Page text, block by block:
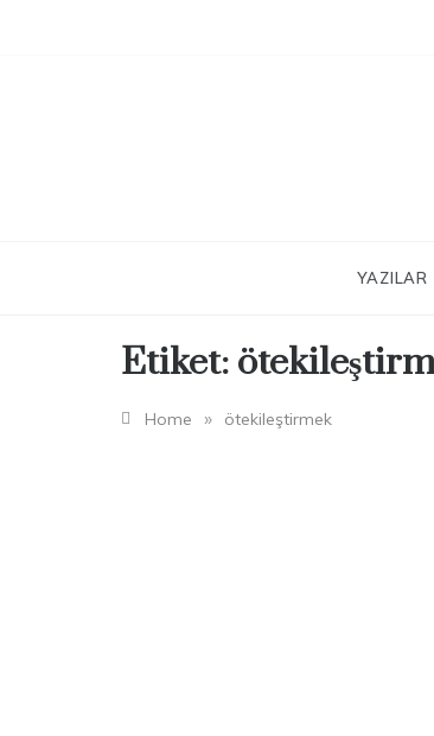
YAZILAR
Etiket:
Home » ötekileştirmek